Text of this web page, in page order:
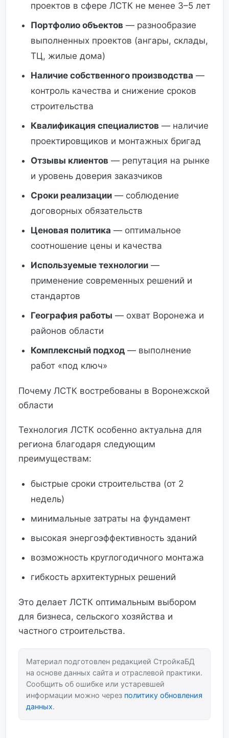
проектов в сфере ЛСТК не менее 3–5 лет
Портфолио объектов — разнообразие
выполненных проектов (ангары, склады,
ТЦ, жилые дома)
Наличие собственного производства —
контроль качества и снижение сроков
строительства
Квалификация специалистов — наличие
проектировщиков и монтажных бригад
Отзывы клиентов — репутация на рынке
и уровень доверия заказчиков
Сроки реализации — соблюдение
договорных обязательств
Ценовая политика — оптимальное
соотношение цены и качества
Используемые технологии —
применение современных решений и
стандартов
География работы — охват Воронежа и
районов области
Комплексный подход — выполнение
работ «под ключ»
Почему ЛСТК востребованы в Воронежской
области
Технология ЛСТК особенно актуальна для
региона благодаря следующим
преимуществам:
быстрые сроки строительства (от 2
недель)
минимальные затраты на фундамент
высокая энергоэффективность зданий
возможность круглогодичного монтажа
гибкость архитектурных решений
Это делает ЛСТК оптимальным выбором
для бизнеса, сельского хозяйства и
частного строительства.
Материал подготовлен редакцией СтройкаБД
на основе данных сайта и отраслевой практики.
Сообщить об ошибке или устаревшей
информации можно через политику обновления
данных.